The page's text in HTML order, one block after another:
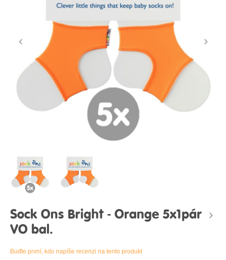
Sock Ons Bright - Orange 5x1pár
VO bal.
Buďte první, kdo napíše recenzi na tento produkt